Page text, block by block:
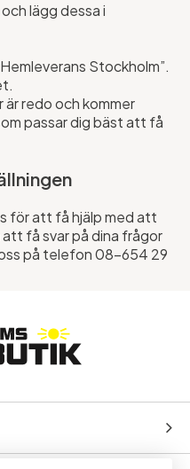
lägg dessa i
Stockholm”.
är redo och kommer
passar dig bäst att få
för att få hjälp med att
få svar på dina frågor
oss på telefon 08-654 29